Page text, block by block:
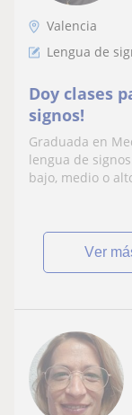
Valencia
Lengua de
Doy clases
signos!
Graduada en
lengua de
bajo, medio o
ver